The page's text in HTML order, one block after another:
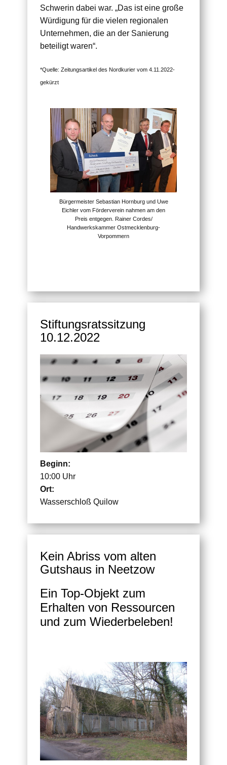
Schwerin dabei war. „Das ist eine große
Würdigung für die vielen regionalen
Unternehmen, die an der Sanierung
beteiligt waren“.
*Quelle: Zeitungsartikel des Nordkurier vom 4.11.2022-
gekürzt
Bürgermeister Sebastian Hornburg und Uwe
Eichler vom Förderverein nahmen am den
Preis entgegen. Rainer Cordes/
Handwerkskammer Ostmecklenburg-
Vorpommern
Stiftungsratssitzung
10.12.2022
Beginn:
10:00 Uhr
Ort:
Wasserschloß Quilow
Kein Abriss vom alten
Gutshaus in Neetzow
Ein Top-Objekt zum
Erhalten von Ressourcen
und zum Wiederbeleben!